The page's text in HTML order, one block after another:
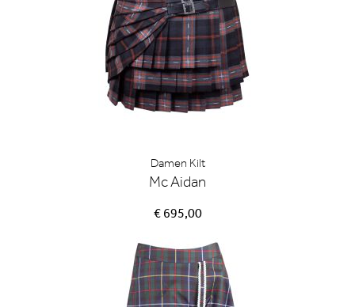
Damen Kilt
Mc Aidan
€ 695,00